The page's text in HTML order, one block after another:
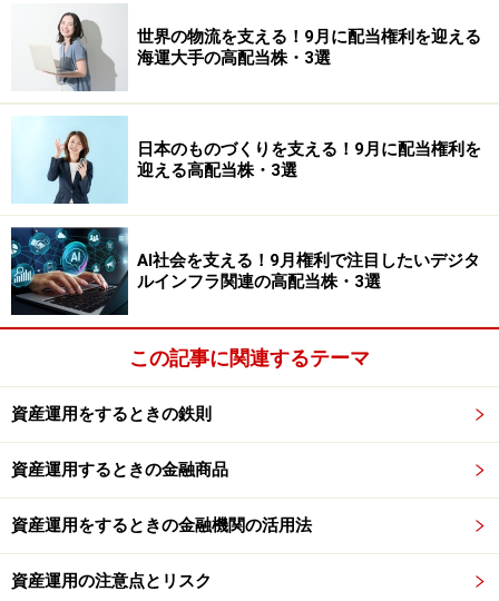
世界の物流を支える！9月に配当権利を迎える
海運大手の高配当株・3選
日本のものづくりを支える！9月に配当権利を
迎える高配当株・3選
AI社会を支える！9月権利で注目したいデジタ
ルインフラ関連の高配当株・3選
この記事に関連するテーマ
資産運用をするときの鉄則
資産運用するときの金融商品
資産運用をするときの金融機関の活用法
資産運用の注意点とリスク